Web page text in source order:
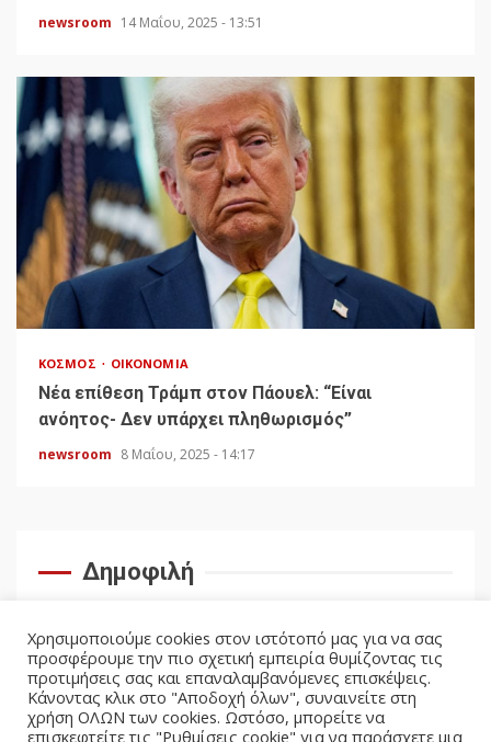
newsroom 14 Μαΐου, 2025 - 13:51
ΚΌΣΜΟΣ ΟΙΚΟΝΟΜΊΑ
Νέα επίθεση Τράμπ στον Πάουελ: “Είναι
ανόητος- Δεν υπάρχει πληθωρισμός”
newsroom 8 Μαΐου, 2025 - 14:17
Δημοφιλή
Χρησιμοποιούμε cookies στον ιστότοπό μας για να σας
προσφέρουμε την πιο σχετική εμπειρία θυμίζοντας τις
προτιμήσεις σας και επαναλαμβανόμενες επισκέψεις.
Κάνοντας κλικ στο "Αποδοχή όλων", συναινείτε στη
χρήση ΟΛΩΝ των cookies. Ωστόσο, μπορείτε να
επισκεφτείτε τις "Ρυθμίσεις cookie" για να παράσχετε μια